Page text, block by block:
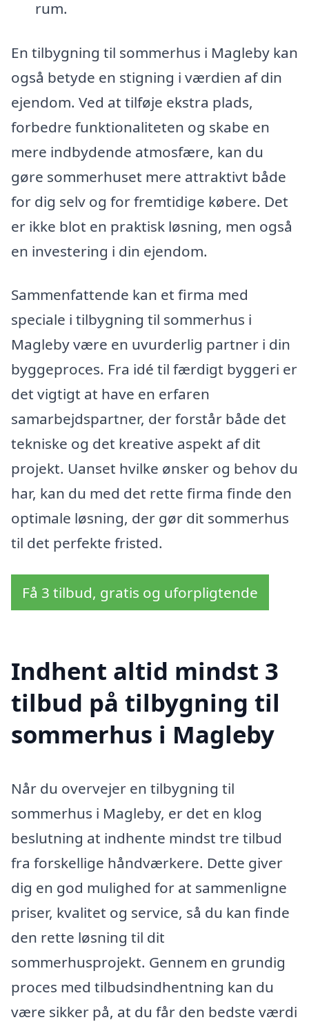
rum.
En tilbygning til sommerhus i Magleby kan
også betyde en stigning i værdien af din
ejendom. Ved at tilføje ekstra plads,
forbedre funktionaliteten og skabe en
mere indbydende atmosfære, kan du
gøre sommerhuset mere attraktivt både
for dig selv og for fremtidige købere. Det
er ikke blot en praktisk løsning, men også
en investering i din ejendom.
Sammenfattende kan et firma med
speciale i tilbygning til sommerhus i
Magleby være en uvurderlig partner i din
byggeproces. Fra idé til færdigt byggeri er
det vigtigt at have en erfaren
samarbejdspartner, der forstår både det
tekniske og det kreative aspekt af dit
projekt. Uanset hvilke ønsker og behov du
har, kan du med det rette firma finde den
optimale løsning, der gør dit sommerhus
til det perfekte fristed.
Få 3 tilbud, gratis og uforpligtende
Indhent altid mindst 3
tilbud på tilbygning til
sommerhus i Magleby
Når du overvejer en tilbygning til
sommerhus i Magleby, er det en klog
beslutning at indhente mindst tre tilbud
fra forskellige håndværkere. Dette giver
dig en god mulighed for at sammenligne
priser, kvalitet og service, så du kan finde
den rette løsning til dit
sommerhusprojekt. Gennem en grundig
proces med tilbudsindhentning kan du
være sikker på, at du får den bedste værdi